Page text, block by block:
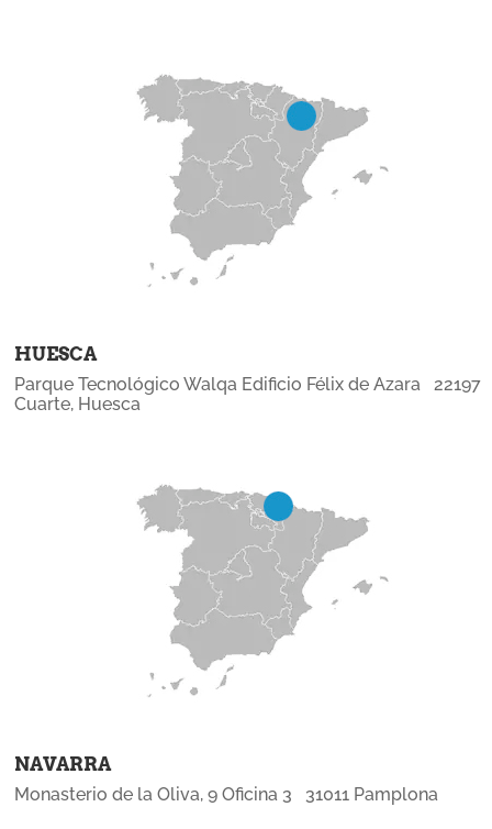
HUESCA
Parque Tecnológico Walqa Edificio Félix de Azara 22197
Cuarte, Huesca
NAVARRA
Monasterio de la Oliva, 9 Oficina 3 31011 Pamplona